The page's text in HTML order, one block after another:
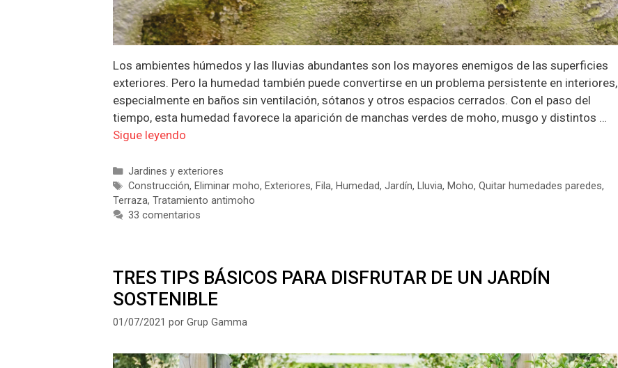
Los ambientes húmedos y las lluvias abundantes son los mayores enemigos de las superficies
exteriores. Pero la humedad también puede convertirse en un problema persistente en interiores,
especialmente en baños sin ventilación, sótanos y otros espacios cerrados. Con el paso del
tiempo, esta humedad favorece la aparición de manchas verdes de moho, musgo y distintos …
Sigue leyendo
Categorías
Jardines y exteriores
Etiquetas
Construcción, Eliminar moho, Exteriores, Fila, Humedad, Jardín, Lluvia, Moho, Quitar humedades paredes,
Terraza, Tratamiento antimoho
33 comentarios
TRES TIPS BÁSICOS PARA DISFRUTAR DE UN JARDÍN
SOSTENIBLE
01/07/2021 por Grup Gamma